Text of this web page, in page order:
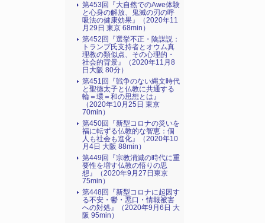
第453回『大自然でのAwe体験
と心身の解放、鬼滅の刃の呼
吸法の健康効果』（2020年11
月29日 東京 68min）
第452回『選挙不正・陰謀説：
トランプ氏支持者とオウム真
理教の類似点、その心理的・
社会的背景』（2020年11月8
日大阪 80分）
第451回『戦争のない縄文時代
と聖徳太子と仏教に共通する
輪＝環＝和の思想とは』
（2020年10月25日 東京
70min）
第450回『新型コロナの災いを
福に転ずる仏教的な智恵：個
人も社会も進化』（2020年10
月4日 大阪 88min）
第449回『宗教消滅の時代に重
要性を増す仏教の悟りの思
想』（2020年9月27日東京
75min）
第448回『新型コロナに起因す
る不安・鬱・悪口・情報被害
への対処』（2020年9月6日 大
阪 95min）